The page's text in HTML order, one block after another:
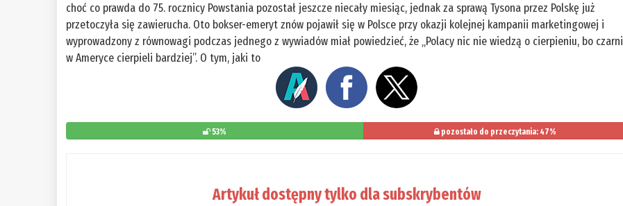
choć co prawda do 75. rocznicy Powstania pozostał jeszcze niecały miesiąc, jednak za sprawą Tysona przez Polskę już
przetoczyła się zawierucha. Oto bokser-emeryt znów pojawił się w Polsce przy okazji kolejnej kampanii marketingowej i
wyprowadzony z równowagi podczas jednego z wywiadów miał powiedzieć, że „Polacy nic nie wiedzą o cierpieniu, bo czarni
w Ameryce cierpieli bardziej”. O tym, jaki to
53% pozostało do przeczytania: 47%
Artykuł dostępny tylko dla subskrybentów